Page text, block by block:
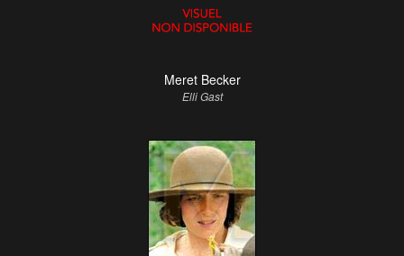
Meret Becker
Elli Gast